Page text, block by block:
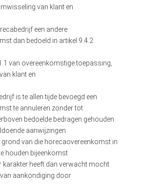
van klant en
een andere
dan bedoeld in artikel 9.4.2
van overeenkomstige toepassing,
klant en
is te allen tijde bevoegd een
te annuleren zonder tot
bedoelde bedragen gehouden
aanwijzingen
grond van die horecaovereenkomst in
houden bijeenkomst
karakter heeft dan verwacht mocht
aankondiging door